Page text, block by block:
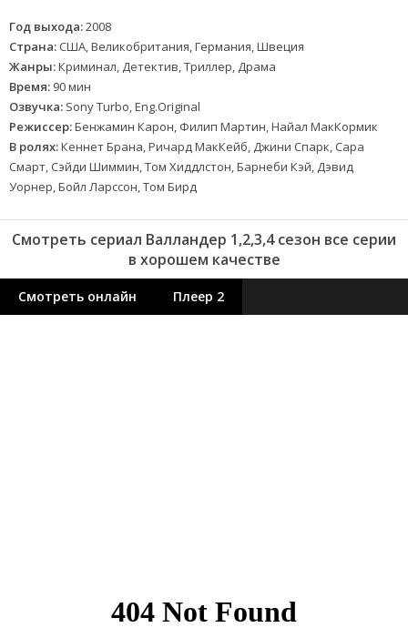
Год выхода:2008
Страна: США, Великобритания, Германия, Швеция
Жанры:Криминал, Детектив, Триллер, Драма
Время: 90 мин
Озвучка: Sony Turbo, Eng.Original
Режиссер:Бенжамин Карон, Филип Мартин, Найал МакКормик
В ролях:Кеннет Брана, Ричард МакКейб, Джини Спарк, Сара
Смарт, Сэйди Шиммин, Том Хиддлстон, Барнеби Кэй, Дэвид
Уорнер, Бойл Ларссон, Том Бирд
Смотреть сериал Валландер 1,2,3,4 сезон все серии
в хорошем качестве
Смотреть онлайн Плеер 2